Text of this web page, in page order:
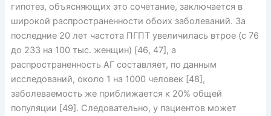
гипотез, объясняющих это сочетание, заключается в
широкой распространенности обоих заболеваний. За
последние 20 лет частота ПГПТ увеличилась втрое (с 76
до 233 на 100 тыс. женщин) [46, 47], а
распространенность АГ составляет, по данным
исследований, около 1 на 1000 человек [48],
заболеваемость же приближается к 20% общей
популяции [49]. Следовательно, у пациентов может